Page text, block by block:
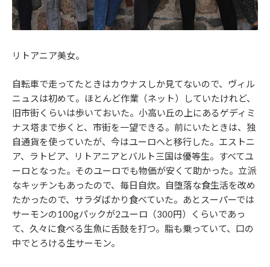
リトアニア美女。
自転車で走ってたときはカウナスしか見てないので、ヴィル
ニュスは初めて。ほとんど作業（ネット）していたけれど、
旧市街くらいは歩いておいた。小高い丘の上にあるゲディミ
ナス塔まで歩くと、市街を一望できる。前にいたときは、独
自通貨を使っていたが、今はユーロへと移行した。エストニ
ア、ラトビア、リトアニアとバルト三国は優等生。すべてユ
ーロとなった。そのユーロでも物価が安くて助かった。立派
なキッチンもあったので、毎日自炊。自堕落な食生活を改め
たかったので、サラダばかり食べていた。あとスーパーでは
サーモンの100gパックが2ユーロ（300円）くらいであっ
て、久々に食べる生魚に舌鼓を打つ。脂も乗っていて、口の
中でとろける生サーモン。